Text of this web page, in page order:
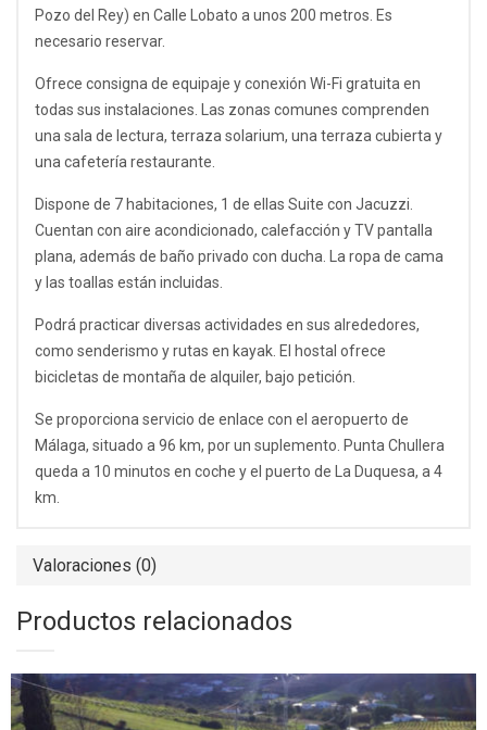
Pozo del Rey) en Calle Lobato a unos 200 metros. Es
necesario reservar.
Ofrece consigna de equipaje y conexión Wi-Fi gratuita en
todas sus instalaciones. Las zonas comunes comprenden
una sala de lectura, terraza solarium, una terraza cubierta y
una cafetería restaurante.
Dispone de 7 habitaciones, 1 de ellas Suite con Jacuzzi.
Cuentan con aire acondicionado, calefacción y TV pantalla
plana, además de baño privado con ducha. La ropa de cama
y las toallas están incluidas.
Podrá practicar diversas actividades en sus alrededores,
como senderismo y rutas en kayak. El hostal ofrece
bicicletas de montaña de alquiler, bajo petición.
Se proporciona servicio de enlace con el aeropuerto de
Málaga, situado a 96 km, por un suplemento. Punta Chullera
queda a 10 minutos en coche y el puerto de La Duquesa, a 4
km.
Valoraciones (0)
Productos relacionados